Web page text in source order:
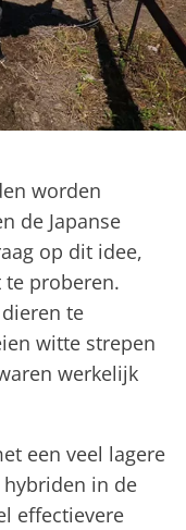
worden
de Japanse
op dit idee,
te proberen.
te
witte strepen
werkelijk
een veel lagere
in de
effectievere